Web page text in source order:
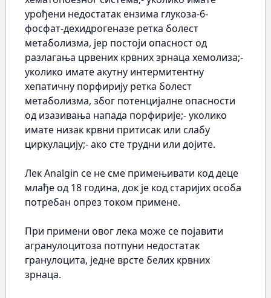
урођени недостатак ензима глукоза-6-
фосфат-дехидрогеназе ретка болест
метаболизма, јер постоји опасност од
разлагања црвених крвних зрнаца хемолиза;-
уколико имате акутну интермитентну
хепатичну порфирију ретка болест
метаболизма, због потенцијалне опасности
од изазивања напада порфирије;- уколико
имате низак крвни притисак или слабу
циркулацију;- ако сте трудни или дојите.
Лек Analgin се не сме примењивати код деце
млађе од 18 година, док је код старијих особа
потребан опрез током примене.
При примени овог лека може се појавити
агранулоцитоза потпуни недостатак
гранулоцита, једне врсте белих крвних
зрнаца.